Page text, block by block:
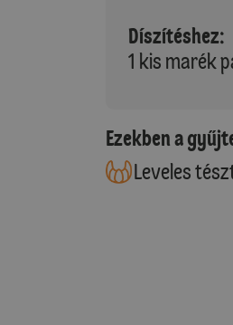
Díszítéshez:
1 kis marék
Ezekben a
Leveles